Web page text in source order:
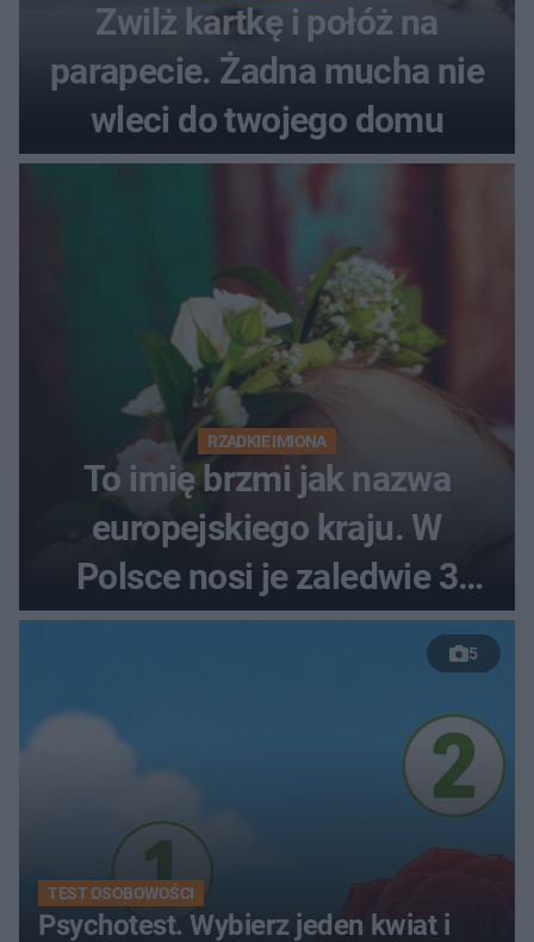
Zwilż kartkę i połóż na
parapecie. Żadna mucha nie
wleci do twojego domu
RZADKIE IMIONA
To imię brzmi jak nazwa
europejskiego kraju. W
Polsce nosi je zaledwie 3
kobiety
5
TEST OSOBOWOŚCI
Psychotest. Wybierz jeden kwiat i